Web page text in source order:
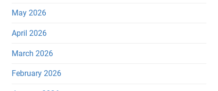
May 2026
April 2026
March 2026
February 2026